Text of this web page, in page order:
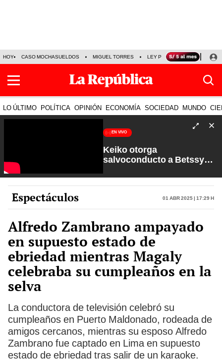
HOY CASO MOCHASUELDOS MIGUEL TORRES LEY PULPÍN PRECIO DEL
LO ÚLTIMO POLÍTICA OPINIÓN ECONOMÍA SOCIEDAD MUNDO
EN VIVO
Keiko otorga
salvoconducto a Betssy
Petroperú | Sin Guion con
Rosa María Palacios
Espectáculos 01 Abr 2025 | 17:29 h
Alfredo Zambrano ampayado
en supuesto estado de
ebriedad mientras Magaly
celebraba su cumpleaños en la
selva
La conductora de televisión celebró su
cumpleaños en Puerto Maldonado, rodeada de
amigos cercanos, mientras su esposo Alfredo
Zambrano fue captado en Lima en supuesto
estado de ebriedad tras salir de un karaoke.